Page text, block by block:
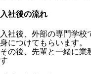
入社後の流れ
入社後、外部の専門学
身につけてもらいます。
その後、先輩と一緒に業
す